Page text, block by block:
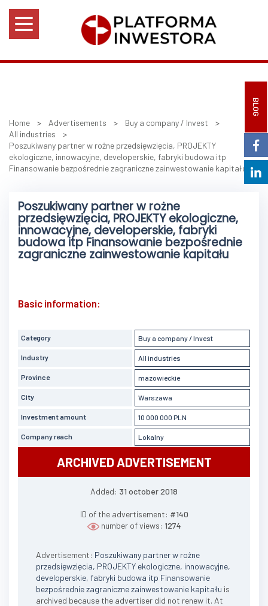
BLOG
Home > Advertisements > Buy a company / Invest >
All industries >
Poszukiwany partner w rożne przedsięwzięcia, PROJEKTY
ekologiczne, innowacyjne, developerskie, fabryki budowa itp
Finansowanie bezpośrednie zagraniczne zainwestowanie kapitału
Poszukiwany partner w rożne
przedsięwzięcia, PROJEKTY ekologiczne,
innowacyjne, developerskie, fabryki
budowa itp Finansowanie bezpośrednie
zagraniczne zainwestowanie kapitału
Basic information:
Category Buy a company / Invest
Industry All industries
Province mazowieckie
City Warszawa
Investment amount 10 000 000 PLN
Company reach Lokalny
ARCHIVED ADVERTISEMENT
Added: 31 october 2018
ID of the advertisement: #140
number of views: 1274
Advertisement: Poszukiwany partner w rożne
przedsięwzięcia, PROJEKTY ekologiczne, innowacyjne,
developerskie, fabryki budowa itp Finansowanie
bezpośrednie zagraniczne zainwestowanie kapitału is
archived because the advertiser did not renew it. At